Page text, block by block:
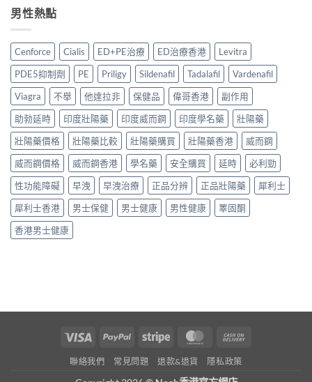
整
教
中
真
辨・
購
買
攻
略〉
中
購
法
與
真
偽
辨
完
整
攻
略〉
中
2026：
款
熱
門
士
保
健
品
真
實
對
比〉
中
糖
效
真
相
與
香
港
購
買
指
南：
正
貨
辨
別、
價
格
比
較
男性熱點
Cenforce Cialis ED+PE治療 ED治療香港
Levitra
PDE5抑制劑
PE Priligy Sildenafil Tadalafil
Vardenafil
Viagra
不舉 他達拉非 保健品 偉哥香港
副作用
助勃延時
印度壯陽藥 印度威而鋼 印度學名藥
壯陽藥
壯陽藥價格
壯陽藥比較 壯陽藥購買 壯陽藥香港
威而鋼
威而鋼價格
威而鋼香港 學名藥 安全購買 延時
必利勁
性功能障礙
早洩 早洩治療 正品分辨 正品壯陽藥
犀利士
犀利士香港
男士保健 男士健康 男性健康
睪固酮
香港男士健康
Visa PayPal Stripe MasterCard
聯絡我們 常見問題 退款&退貨 隱私政策